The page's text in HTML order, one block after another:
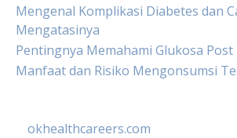
Mengenal Komplikasi Diabetes dan
Mengatasinya
Pentingnya Memahami Glukosa Post
Manfaat dan Risiko Mengonsumsi
okhealthcareers.com